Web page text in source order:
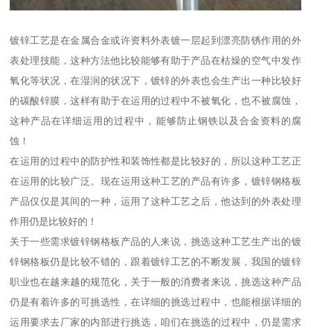
镀锌工艺是在金属合金或许资料外表镀一层起到漂亮防锈作用的外
表处理技能，这种方法他比较能够有助于产品在枯燥的空气中发作
氧化等状况，在湿润的状况下，镀锌的外表也会生产出一种比较好
的碳酸锌膜，这样有助于在运用的过程中不被氧化，也不被腐蚀，
这种产品在详细运用的过程中，能够防止钢铁以及合金资料的腐
蚀！
在运用的过程中的防护性和装饰性都是比较好的，所以这种工艺正
在运用的比较广泛。现在运用这种工艺的产品有许多，镀锌钢格板
产品仅仅是其间的一种，运用了这种工艺之后，他达到的外表处理
作用仍是比较好的！
关于一些需求镀锌钢格板产品的人来说，挑选这种工艺生产出的镀
锌钢格板仍是比较不错的，跟着镀锌工艺的不断发展，我国的镀锌
职业也在越来越的规范化，关于一般的消费者来说，挑选这种产品
仍是有着许多的可挑选性，在详细的挑选过程中，也能根据详细的
运用要求去厂家的内部进行挑选，咱们在挑选的过程中，仍是需求